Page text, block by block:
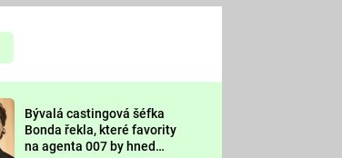
Prima LAJK
Sledujte nás
Bývalá castingová šéfka
Bonda řekla, které favority
na agenta 007 by hned